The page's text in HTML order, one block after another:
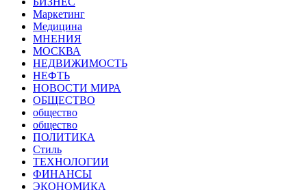
Маркетинг
Медицина
МНЕНИЯ
МОСКВА
НЕДВИЖИМОСТЬ
НЕФТЬ
НОВОСТИ МИРА
ОБЩЕСТВО
общество
общество
ПОЛИТИКА
Стиль
ТЕХНОЛОГИИ
ФИНАНСЫ
ЭКОНОМИКА